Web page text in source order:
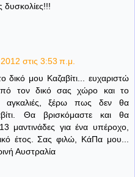
δυσκολίες!!!
στις 3:53 π.μ.
μου Καζαβίτι... ευχαριστώ
από τον δικό σας χώρο και το
αγκαλιές, ξέρω πως δεν θα
Θα βρισκόμαστε και θα
μαντινάδες για ένα υπέροχο,
έτος. Σας φιλώ, ΚάΠα μου...
Αυστραλία